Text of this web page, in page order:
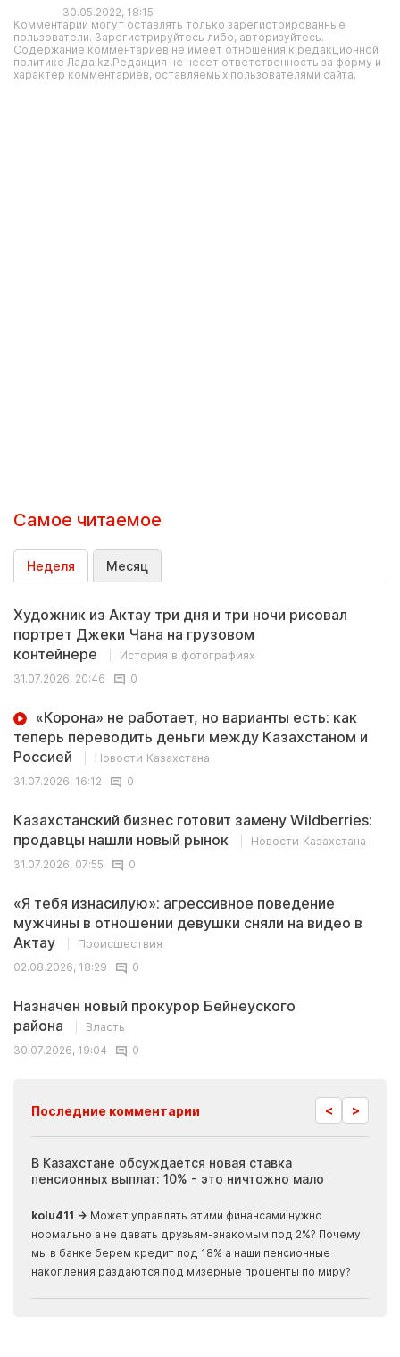
30.05.2022, 18:15
Комментарии могут оставлять только зарегистрированные
пользователи. Зарегистрируйтесь либо, авторизуйтесь.
Содержание комментариев не имеет отношения к редакционной
политике Лада.kz.Редакция не несет ответственность за форму и
характер комментариев, оставляемых пользователями сайта.
Самое читаемое
Неделя Месяц
Художник из Актау три дня и три ночи рисовал
портрет Джеки Чана на грузовом
контейнере
История в фотографиях
31.07.2026, 20:46
0
«Корона» не работает, но варианты есть: как
теперь переводить деньги между Казахстаном и
Россией
Новости Казахстана
31.07.2026, 16:12
0
Казахстанский бизнес готовит замену Wildberries:
продавцы нашли новый рынок
Новости Казахстана
31.07.2026, 07:55
0
«Я тебя изнасилую»: агрессивное поведение
мужчины в отношении девушки сняли на видео в
Актау
Происшествия
02.08.2026, 18:29
0
Назначен новый прокурор Бейнеуского
района
Власть
30.07.2026, 19:04
0
Последние комментарии < >
В Казахстане обсуждается новая ставка
пенсионных выплат: 10% - это ничтожно мало
kolu411 → Может управлять этими финансами нужно
нормально а не давать друзьям-знакомым под 2%? Почему
мы в банке берем кредит под 18% а наши пенсионные
накопления раздаются под мизерные проценты по миру?